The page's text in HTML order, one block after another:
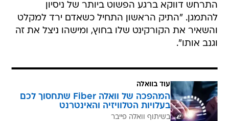
התרחש דווקא ברגע הפשוט ביותר של ניסיון
להתמגן. "התיק הראשון התחיל כשאדם ירד למקלט
והשאיר את הקורקינט שלו בחוץ, ומישהו ניצל את זה
וגנב אותו".
עוד בוואלה
המהפכה של וואלה Fiber שתחסוך לכם
בעלויות הטלוויזיה והאינטרנט
בשיתוף וואלה פייבר